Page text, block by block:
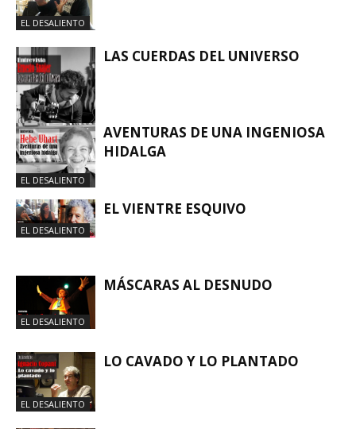
EL DESALIENTO
EL DESALIENTO
LAS CUERDAS DEL UNIVERSO
EL DESALIENTO
AVENTURAS DE UNA INGENIOSA
HIDALGA
EL DESALIENTO
EL VIENTRE ESQUIVO
EL DESALIENTO
MÁSCARAS AL DESNUDO
EL DESALIENTO
LO CAVADO Y LO PLANTADO